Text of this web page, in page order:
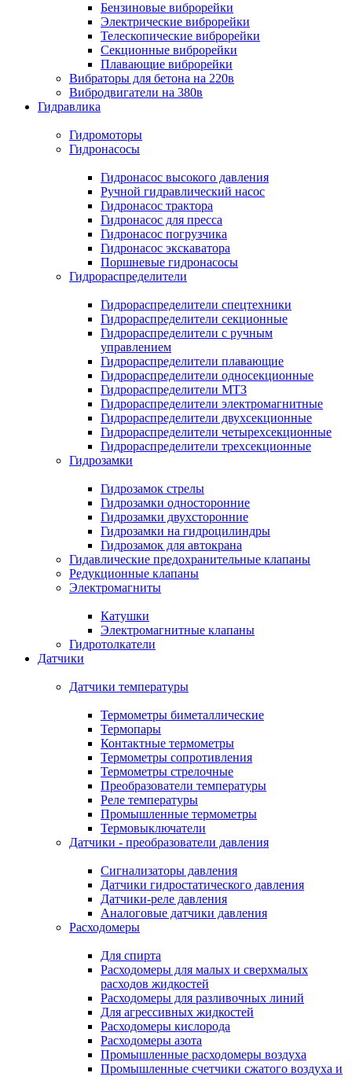
Бензиновые виброрейки
Электрические виброрейки
Телескопические виброрейки
Секционные виброрейки
Плавающие виброрейки
Вибраторы для бетона на 220в
Вибродвигатели на 380в
Гидравлика
Гидромоторы
Гидронасосы
Гидронасос высокого давления
Ручной гидравлический насос
Гидронасос трактора
Гидронасос для пресса
Гидронасос погрузчика
Гидронасос экскаватора
Поршневые гидронасосы
Гидрораспределители
Гидрораспределители спецтехники
Гидрораспределители секционные
Гидрораспределители с ручным
управлением
Гидрораспределители плавающие
Гидрораспределители односекционные
Гидрораспределители МТЗ
Гидрораспределители электромагнитные
Гидрораспределители двухсекционные
Гидрораспределители четырехсекционные
Гидрораспределители трехсекционные
Гидрозамки
Гидрозамок стрелы
Гидрозамки односторонние
Гидрозамки двухсторонние
Гидрозамки на гидроцилиндры
Гидрозамок для автокрана
Гидавлические предохранительные клапаны
Редукционные клапаны
Электромагниты
Катушки
Электромагнитные клапаны
Гидротолкатели
Датчики
Датчики температуры
Термометры биметаллические
Термопары
Контактные термометры
Термометры сопротивления
Термометры стрелочные
Преобразователи температуры
Реле температуры
Промышленные термометры
Термовыключатели
Датчики - преобразователи давления
Сигнализаторы давления
Датчики гидростатического давления
Датчики-реле давления
Аналоговые датчики давления
Расходомеры
Для спирта
Расходомеры для малых и сверхмалых
расходов жидкостей
Расходомеры для разливочных линий
Для агрессивных жидкостей
Расходомеры кислорода
Расходомеры азота
Промышленные расходомеры воздуха
Промышленные счетчики сжатого воздуха и